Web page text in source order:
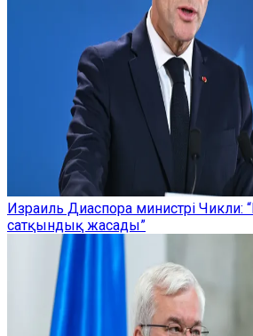
Израиль Диаспора министрі Чикли:
сатқындық жасады”